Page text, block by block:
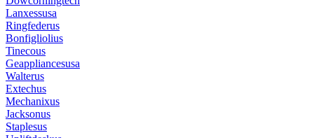
Lanxessusa
Ringfederus
Bonfigliolius
Tinecous
Geappliancesusa
Walterus
Extechus
Mechanixus
Jacksonus
Staplesus